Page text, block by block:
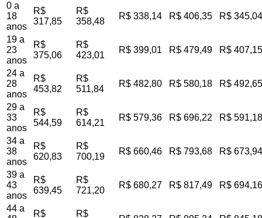
0 a
18
anos
R$
317,85
R$
358,48
R$ 338,14 R$ 406,35 R$ 345,04
19 a
23
anos
R$
375,06
R$
423,01
R$ 399,01 R$ 479,49 R$ 407,15
24 a
28
anos
R$
453,82
R$
511,84
R$ 482,80 R$ 580,18 R$ 492,65
29 a
33
anos
R$
544,59
R$
614,21
R$ 579,36 R$ 696,22 R$ 591,18
34 a
38
anos
R$
620,83
R$
700,19
R$ 660,46 R$ 793,68 R$ 673,94
39 a
43
anos
R$
639,45
R$
721,20
R$ 680,27 R$ 817,49 R$ 694,16
44 a
R$ R$